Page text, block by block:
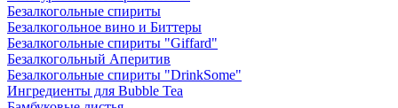
Безалкогольные спириты
Безалкогольное вино и Биттеры
Безалкогольные спириты "Giffard"
Безалкогольный Аперитив
Безалкогольные спириты "DrinkSome"
Ингредиенты для Bubble Tea